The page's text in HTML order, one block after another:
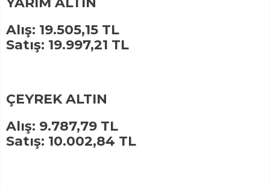
Alış: 19.505,15 TL
Satış: 19.997,21 TL
ÇEYREK ALTIN
Alış: 9.787,79 TL
Satış: 10.002,84 TL